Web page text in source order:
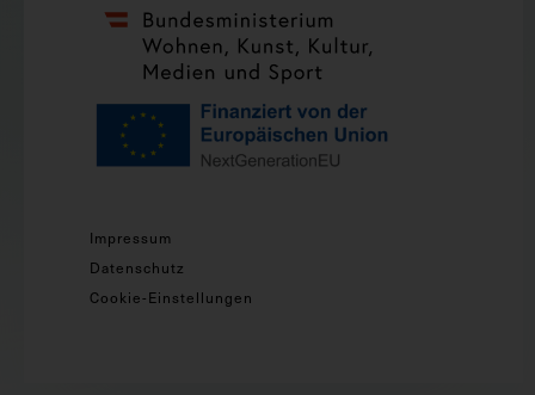
Impressum
Datenschutz
Cookie-Einstellungen